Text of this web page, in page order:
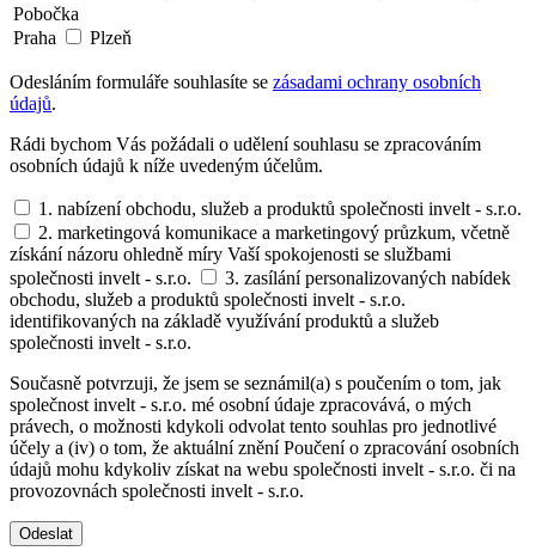
Pobočka
Praha
Plzeň
Odesláním formuláře souhlasíte se zásadami ochrany osobních
údajů.
Rádi bychom Vás požádali o udělení souhlasu se zpracováním
osobních údajů k níže uvedeným účelům.
1. nabízení obchodu, služeb a produktů společnosti invelt - s.r.o.
2. marketingová komunikace a marketingový průzkum, včetně
získání názoru ohledně míry Vaší spokojenosti se službami
společnosti invelt - s.r.o.
3. zasílání personalizovaných nabídek
obchodu, služeb a produktů společnosti invelt - s.r.o.
identifikovaných na základě využívání produktů a služeb
společnosti invelt - s.r.o.
Současně potvrzuji, že jsem se seznámil(a) s poučením o tom, jak
společnost invelt - s.r.o. mé osobní údaje zpracovává, o mých
právech, o možnosti kdykoli odvolat tento souhlas pro jednotlivé
účely a (iv) o tom, že aktuální znění Poučení o zpracování osobních
údajů mohu kdykoliv získat na webu společnosti invelt - s.r.o. či na
provozovnách společnosti invelt - s.r.o.
Odeslat